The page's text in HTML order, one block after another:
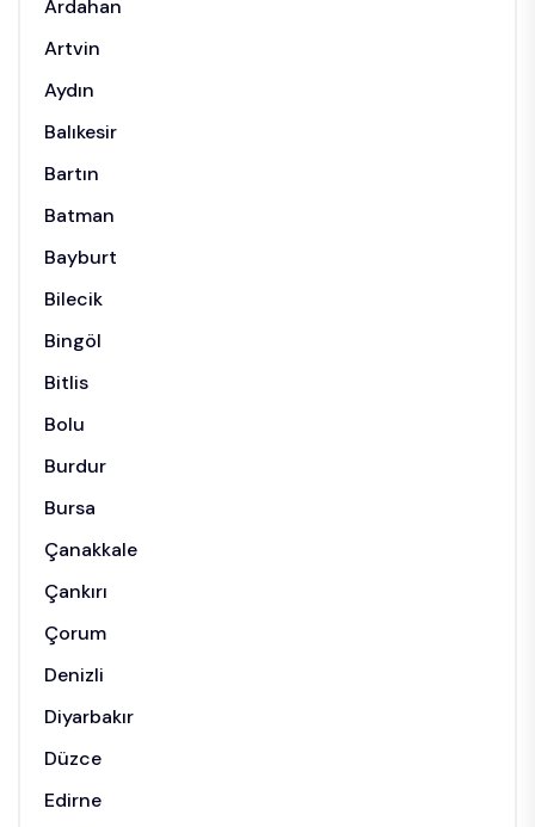
Ardahan
Artvin
Aydın
Balıkesir
Bartın
Batman
Bayburt
Bilecik
Bingöl
Bitlis
Bolu
Burdur
Bursa
Çanakkale
Çankırı
Çorum
Denizli
Diyarbakır
Düzce
Edirne